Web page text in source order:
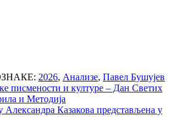
2026, Анализе, Павел Бушујев
писмености и културе – Дан Светих
и Методија
Казакова представљена у